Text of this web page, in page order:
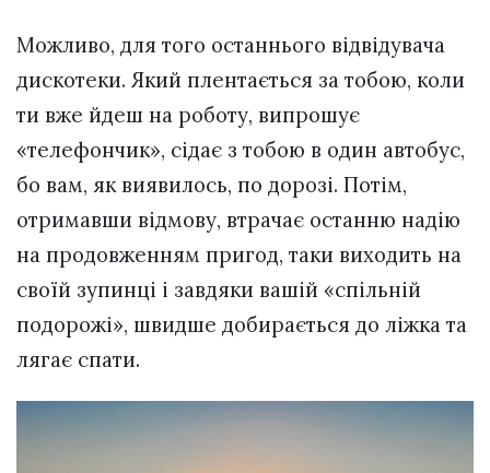
Можливо, для того останнього відвідувача
дискотеки. Який плентається за тобою, коли
ти вже йдеш на роботу, випрошує
«телефончик», сідає з тобою в один автобус,
бо вам, як виявилось, по дорозі. Потім,
отримавши відмову, втрачає останню надію
на продовженням пригод, таки виходить на
своїй зупинці і завдяки вашій «спільній
подорожі», швидше добирається до ліжка та
лягає спати.